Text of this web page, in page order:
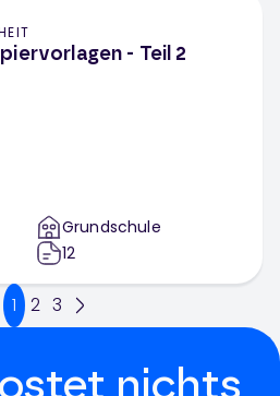
- Teil 2
Grundschule
12
1 2 3
nichts